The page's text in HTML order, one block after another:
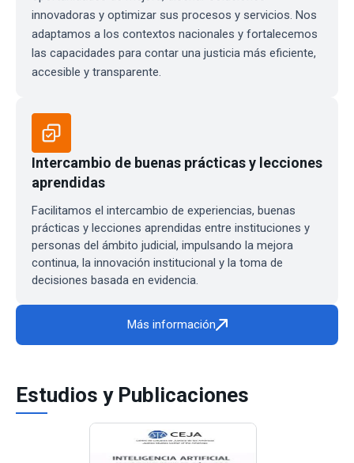
innovadoras y optimizar sus procesos y servicios. Nos
adaptamos a los contextos nacionales y fortalecemos
las capacidades para contar una justicia más eficiente,
accesible y transparente.
Intercambio de buenas prácticas y lecciones
aprendidas
Facilitamos el intercambio de experiencias, buenas
prácticas y lecciones aprendidas entre instituciones y
personas del ámbito judicial, impulsando la mejora
continua, la innovación institucional y la toma de
decisiones basada en evidencia.
Más información
Estudios y Publicaciones